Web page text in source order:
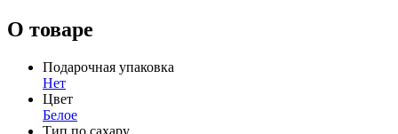
О товаре
Подарочная упаковка
Нет
Цвет
Белое
Тип по сахару